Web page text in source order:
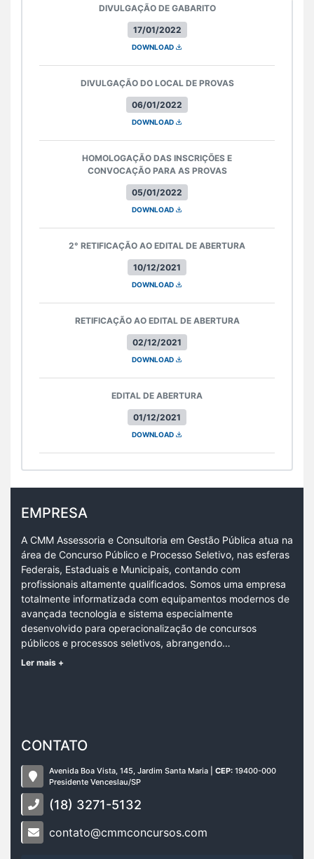
17/01/2022
DIVULGAÇÃO DE GABARITO
DOWNLOAD
06/01/2022
DIVULGAÇÃO DO LOCAL DE PROVAS
DOWNLOAD
05/01/2022
HOMOLOGAÇÃO DAS INSCRIÇÕES E
CONVOCAÇÃO PARA AS PROVAS
DOWNLOAD
10/12/2021
2° RETIFICAÇÃO AO EDITAL DE ABERTURA
DOWNLOAD
02/12/2021
RETIFICAÇÃO AO EDITAL DE ABERTURA
DOWNLOAD
01/12/2021
EDITAL DE ABERTURA
DOWNLOAD
EMPRESA
A CMM Assessoria e Consultoria em Gestão Pública atua na
área de Concurso Público e Processo Seletivo, nas esferas
Federais, Estaduais e Municipais, contando com
profissionais altamente qualificados. Somos uma empresa
totalmente informatizada com equipamentos modernos de
avançada tecnologia e sistema especialmente
desenvolvido para operacionalização de concursos
públicos e processos seletivos, abrangendo…
Ler mais +
CONTATO
Avenida Boa Vista, 145, Jardim Santa Maria | CEP: 19400-000
Presidente Venceslau/SP
(18) 3271-5132
contato@cmmconcursos.com